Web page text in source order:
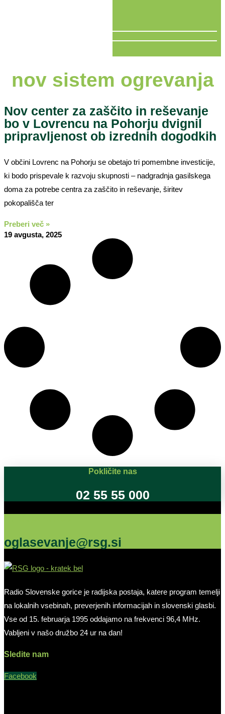
nov sistem ogrevanja
Nov center za zaščito in reševanje
bo v Lovrencu na Pohorju dvignil
pripravljenost ob izrednih dogodkih
V občini Lovrenc na Pohorju se obetajo tri pomembne investicije,
ki bodo prispevale k razvoju skupnosti – nadgradnja gasilskega
doma za potrebe centra za zaščito in reševanje, širitev
pokopališča ter
Preberi več »
19 avgusta, 2025
Pokličite nas
02 55 55 000
oglasevanje@rsg.si
Radio Slovenske gorice je radijska postaja, katere program temelji
na lokalnih vsebinah, preverjenih informacijah in slovenski glasbi.
Vse od 15. februarja 1995 oddajamo na frekvenci 96,4 MHz.
Vabljeni v našo družbo 24 ur na dan!
Sledite nam
Facebook